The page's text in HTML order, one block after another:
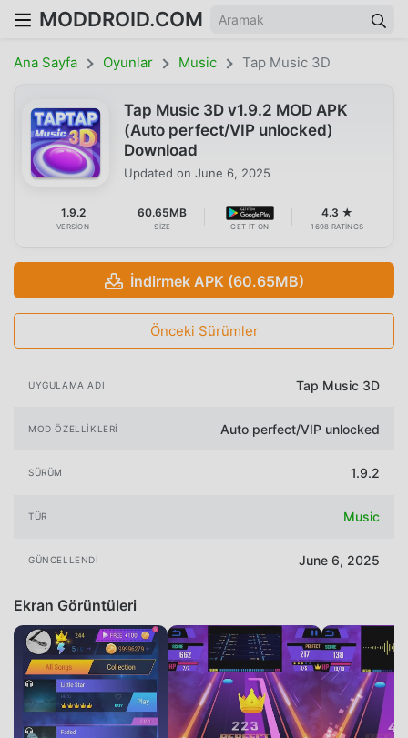
MODDROID.COM
Ana Sayfa Oyunlar Music Tap Music 3D
Tap Music 3D v1.9.2 MOD APK
(Auto perfect/VIP unlocked)
Download
Updated on June 6, 2025
1.9.2
VERSION
60.65MB
SIZE GET IT ON
4.3 ★
1698 RATINGS
İndirmek APK (60.65MB)
Önceki Sürümler
UYGULAMA ADI Tap Music 3D
MOD ÖZELLIKLERI Auto perfect/VIP unlocked
SÜRÜM 1.9.2
TÜR Music
GÜNCELLENDI June 6, 2025
Ekran Görüntüleri